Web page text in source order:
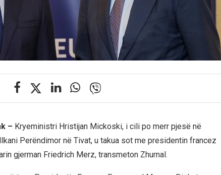
– Kryeministri Hristijan Mickoski, i cili po merr pjesë në
Perëndimor në Tivat, u takua sot me presidentin francez
gjerman Friedrich Merz, transmeton Zhurnal.